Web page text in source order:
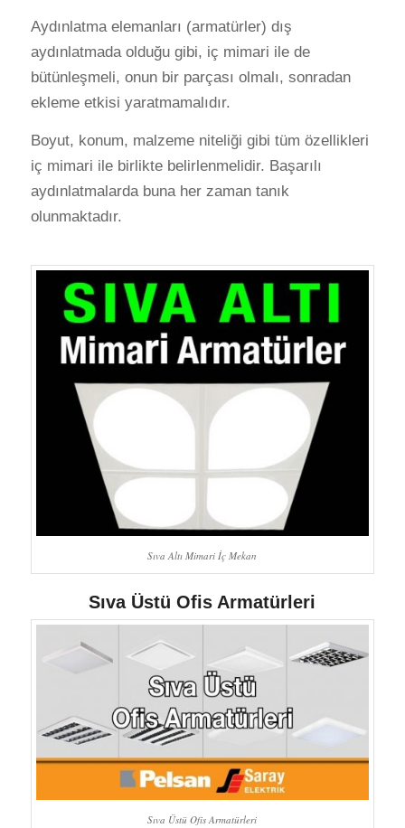
Aydınlatma elemanları (armatürler) dış
aydınlatmada olduğu gibi, iç mimari ile de
bütünleşmeli, onun bir parçası olmalı, sonradan
ekleme etkisi yaratmamalıdır.
Boyut, konum, malzeme niteliği gibi tüm özellikleri
iç mimari ile birlikte belirlenmelidir. Başarılı
aydınlatmalarda buna her zaman tanık
olunmaktadır.
Sıva Altı Mimari İç Mekan
Sıva Üstü Ofis Armatürleri
Sıva Üstü Ofis Armatürleri